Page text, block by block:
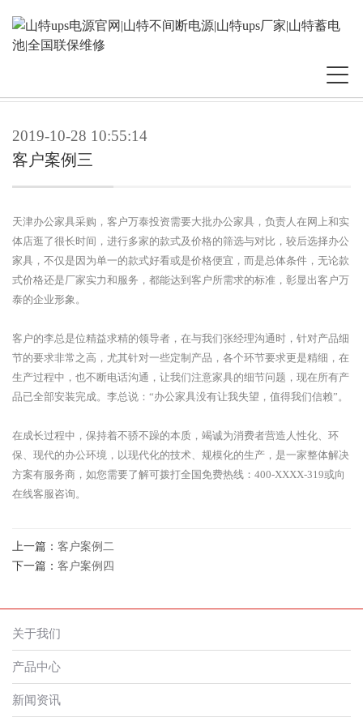
2019-10-28 10:55:14
客户案例三
天津办公家具采购，客户万泰投资需要大批办公家具，负责人在网上和实
体店逛了很长时间，进行多家的款式及价格的筛选与对比，较后选择办公
家具，不仅是因为单一的款式好看或是价格便宜，而是总体条件，无论款
式价格还是厂家实力和服务，都能达到客户所需求的标准，彰显出客户万
泰的企业形象。
客户的李总是位精益求精的领导者，在与我们张经理沟通时，针对产品细
节的要求非常之高，尤其针对一些定制产品，各个环节要求更是精细，在
生产过程中，也不断电话沟通，让我们注意家具的细节问题，现在所有产
品已全部安装完成。李总说：“办公家具没有让我失望，值得我们信赖”。
在成长过程中，保持着不骄不躁的本质，竭诚为消费者营造人性化、环
保、现代的办公环境，以现代化的技术、规模化的生产，是一家整体解决
方案有服务商，如您需要了解可拨打全国免费热线：400-XXXX-319或向
在线客服咨询。
上一篇： 客户案例二
下一篇： 客户案例四
关于我们
产品中心
新闻资讯